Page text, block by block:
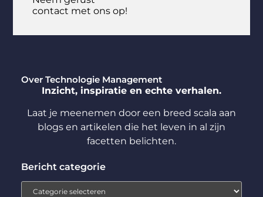
contact met ons op!
Over Technologie Management
Inzicht, inspiratie en echte verhalen.
Laat je meenemen door een breed scala aan
blogs en artikelen die het leven in al zijn
facetten belichten.
Bericht categorie